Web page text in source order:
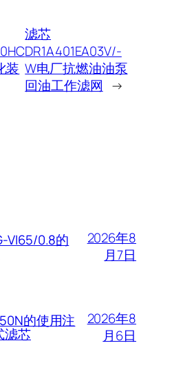
装
滤芯
DR1A401EA03V/-
W电厂抗燃油油泵
回油工作滤网 →
VI65/0.8的
2026年8
月7日
的使用注
滤芯
2026年8
月6日